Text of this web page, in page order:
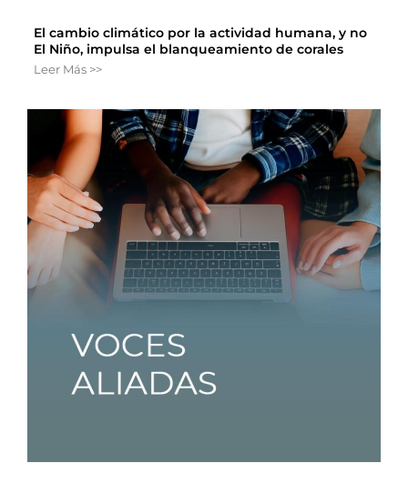
El cambio climático por la actividad humana, y no
El Niño, impulsa el blanqueamiento de corales
Leer Más >>